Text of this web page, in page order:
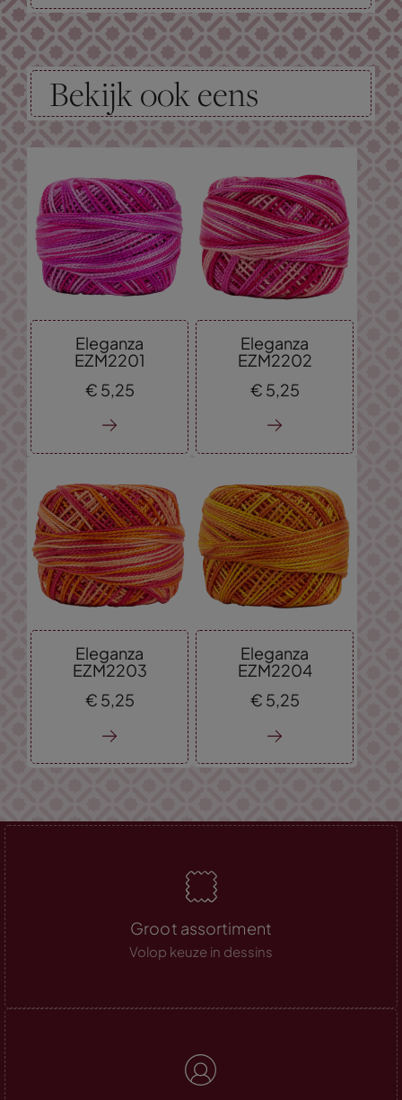
Bekijk ook eens
Eleganza
EZM2201
€ 5,25
Eleganza
EZM2202
€ 5,25
Eleganza
EZM2203
€ 5,25
Eleganza
EZM2204
€ 5,25
Groot assortiment
Volop keuze in dessins